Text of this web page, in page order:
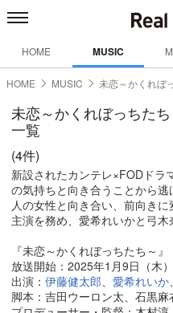
HOME MUSIC
HOME MUSIC 未恋～かくれぼ
未恋～かくれぼっちた
一覧
(4件)
新設されたカンテレ×FODドラ
の気持ちと向き合うことから
人の女性と向き合い、前向き
主演を務め、愛希れいかと弓木
『未恋～かくれぼっちたち～』
放送開始：2025年1月9日（木）
出演： 伊藤健太郎、 愛希れいか、
脚本：吉田ウーロン太、石黒